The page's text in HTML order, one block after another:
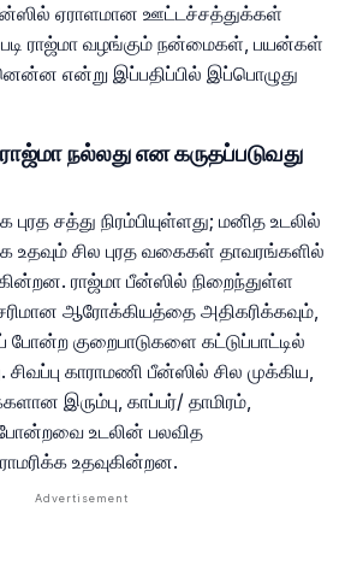
ஏராளமான ஊட்டச்சத்துக்கள்
ராஜ்மா வழங்கும் நன்மைகள், பயன்கள்
என்று இப்பதிப்பில் இப்பொழுது
நல்லது என கருதப்படுவது
சத்து நிரம்பியுள்ளது; மனித உடலில்
சில புரத வகைகள் தாவரங்களில்
ராஜ்மா பீன்ஸில் நிறைந்துள்ள
ஆரோக்கியத்தை அதிகரிக்கவும்,
போன்ற குறைபாடுகளை கட்டுப்பாட்டில்
சிவப்பு காராமணி பீன்ஸில் சில முக்கிய,
இரும்பு, காப்பர்/ தாமிரம்,
உடலின் பலவித
உதவுகின்றன.